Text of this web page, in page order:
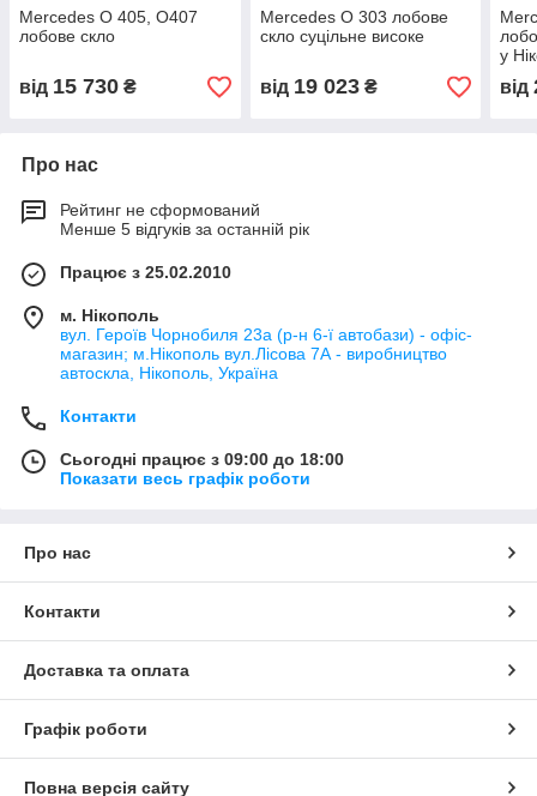
Mercedes O 405, O407
лобове скло
від 15 730 ₴
Mercedes O 303 лобове
скло суцільне високе
від 19 023₴
у
від
Про нас
Рейтинг не сформований
Менше 5 відгуків за останній рік
Працює з 25.02.2010
м. Нікополь
вул. Героїв Чорнобиля 23а (р-н 6-ї автобази) - офіс-
магазин; м.Нікополь вул.Лісова 7А - виробництво
автоскла, Нікополь, Україна
Контакти
Сьогодні працює з 09:00 до 18:00
Показати весь графік роботи
Про нас
Контакти
Доставка та оплата
Графік роботи
Повна версія сайту